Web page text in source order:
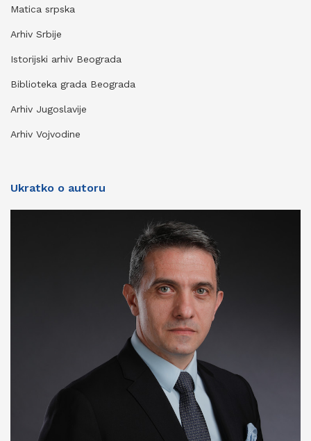
Matica srpska
Arhiv Srbije
Istorijski arhiv Beograda
Biblioteka grada Beograda
Arhiv Jugoslavije
Arhiv Vojvodine
Ukratko o autoru